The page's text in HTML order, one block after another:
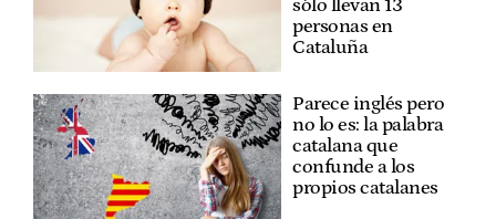
sólo llevan 13
personas en
Cataluña
Parece inglés pero
no lo es: la palabra
catalana que
confunde a los
propios catalanes